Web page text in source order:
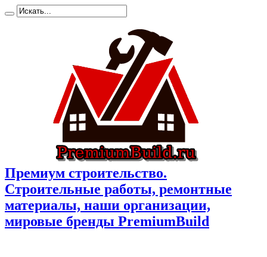
Премиум cтроительство.
Cтроительные работы, ремонтные
материалы, наши организации,
мировые бренды PremiumBuild